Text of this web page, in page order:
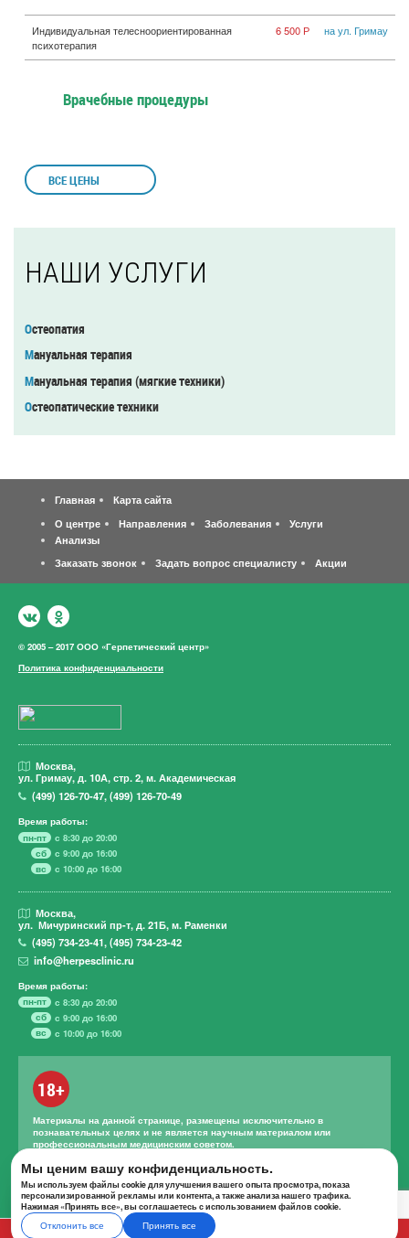
Индивидуальная телесноориентированная
психотерапия
6 500 Р на ул. Гримау
Врачебные процедуры
ВСЕ ЦЕНЫ
НАШИ УСЛУГИ
Остеопатия
Мануальная терапия
Мануальная терапия (мягкие техники)
Остеопатические техники
Главная
Карта сайта
О центре
Направления Заболевания
Услуги
Анализы
Заказать звонок
Задать вопрос специалисту Акции
© 2005 – 2017 ООО «Герпетический центр»
Политика конфиденциальности
Москва,
ул. Гримау,д. 10А, стр. 2, м. Академическая
(499)126-70-47,(499)126-70-49
Время работы:
пн-пт
с 8:30 до 20:00
сб
с 9:00 до 16:00
вс
с 10:00 до 16:00
Москва,
ул. Мичуринский пр-т, д. 21Б, м. Раменки
(495)734-23-41,(495)734-23-42
info@herpesclinic.ru
Время работы:
пн-пт
с 8:30 до 20:00
сб
с 9:00 до 16:00
вс
с 10:00 до 16:00
18+
Материалы на данной странице, размещены исключительно в
познавательных целях и не является научным материалом или
профессиональным медицинским советом.
Правильное лечение и назначение лекарственных средств может
проводиться только квалифицированным специалистом с учетом
проведенной диагностики и истории болезни.
Мы ценим вашу конфиденциальность.
Мы используем файлы cookie для улучшения вашего опыта просмотра, показа
персонализированной рекламы или контента, а также анализа нашего трафика.
Нажимая «Принять все», вы соглашаетесь с использованием файлов cookie.
Отклонить все Принять все